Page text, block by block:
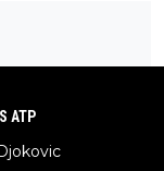
ATP